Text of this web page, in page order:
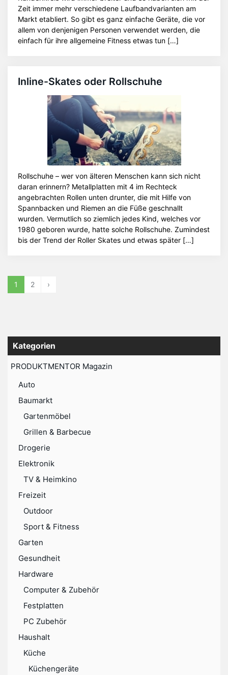
Zeit immer mehr verschiedene Laufbandvarianten am
Markt etabliert. So gibt es ganz einfache Geräte, die vor
allem von denjenigen Personen verwendet werden, die
einfach für ihre allgemeine Fitness etwas tun […]
Inline-Skates oder Rollschuhe
Rollschuhe – wer von älteren Menschen kann sich nicht
daran erinnern? Metallplatten mit 4 im Rechteck
angebrachten Rollen unten drunter, die mit Hilfe von
Spannbacken und Riemen an die Füße geschnallt
wurden. Vermutlich so ziemlich jedes Kind, welches vor
1980 geboren wurde, hatte solche Rollschuhe. Zumindest
bis der Trend der Roller Skates und etwas später […]
1 2 ›
Kategorien
PRODUKTMENTOR Magazin
Auto
Baumarkt
Gartenmöbel
Grillen & Barbecue
Drogerie
Elektronik
TV & Heimkino
Freizeit
Outdoor
Sport & Fitness
Garten
Gesundheit
Hardware
Computer & Zubehör
Festplatten
PC Zubehör
Haushalt
Küche
Küchengeräte